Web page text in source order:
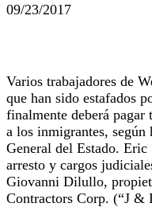
09/23/2017
Varios trabajadores de
que han sido estafados
finalmente deberá pagar
a los inmigrantes, según
General del Estado.
arresto y cargos
Giovanni Dilullo,
Contractors Corp. (“J &